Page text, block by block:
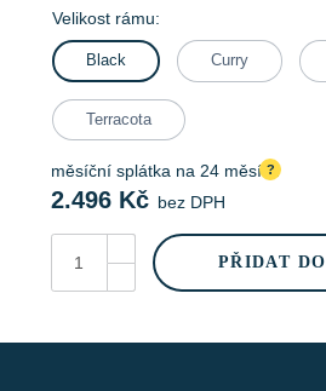
Velikost rámu:
Black Curry
Terracota
?
měsíční splátka na 24 měsíců
2.496 Kč bez DPH
LUNDI
27.3
PŘIDAT